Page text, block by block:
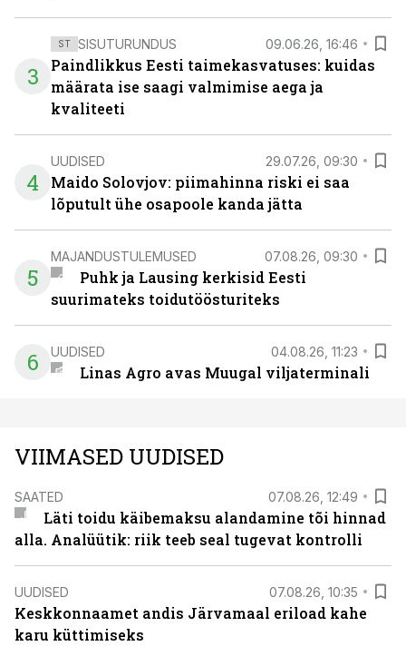
3
ST SISUTURUNDUS 09.06.26, 16:46
Paindlikkus Eesti taimekasvatuses: kuidas
määrata ise saagi valmimise aega ja
kvaliteeti
4
UUDISED 29.07.26, 09:30
Maido Solovjov: piimahinna riski ei saa
lõputult ühe osapoole kanda jätta
5
MAJANDUSTULEMUSED 07.08.26, 09:30
Puhk ja Lausing kerkisid Eesti
suurimateks toidutöösturiteks
6 UUDISED 04.08.26, 11:23
Linas Agro avas Muugal viljaterminali
VIIMASED UUDISED
SAATED 07.08.26, 12:49
Läti toidu käibemaksu alandamine tõi hinnad
alla. Analüütik: riik teeb seal tugevat kontrolli
UUDISED 07.08.26, 10:35
Keskkonnaamet andis Järvamaal eriload kahe
karu küttimiseks